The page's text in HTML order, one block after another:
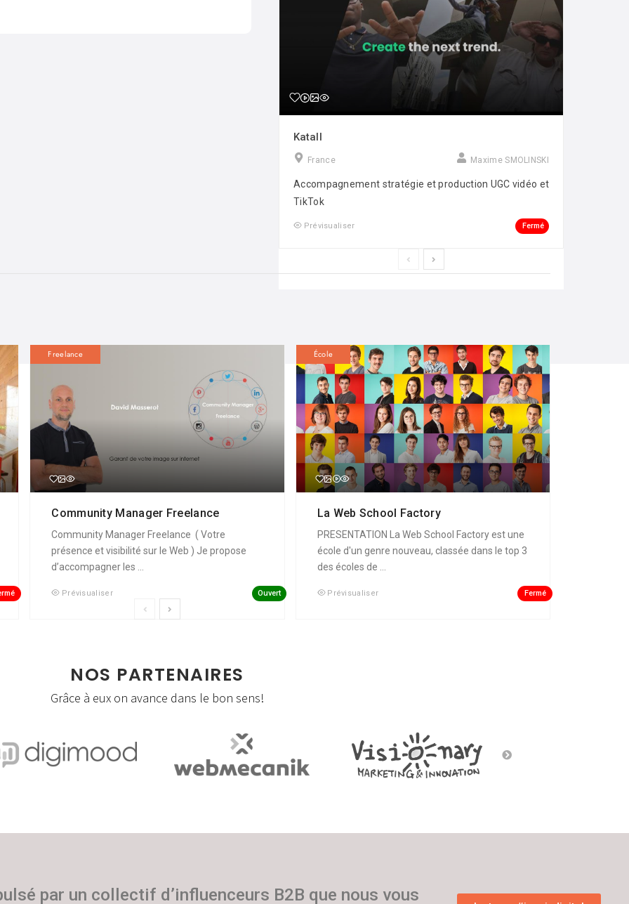
Katall
France Maxime SMOLINSKI
Accompagnement stratégie et production UGC vidéo et
TikTok
Prévisualiser Fermé
Freelance
Community Manager Freelance
Community Manager Freelance ( Votre
présence et visibilité sur le Web ) Je propose
d’accompagner les ...
Prévisualiser Ouvert
École
La Web School Factory
PRESENTATION La Web School Factory est une
école d'un genre nouveau, classée dans le top 3
des écoles de ...
Prévisualiser Fermé
NOS PARTENAIRES
Grâce à eux on avance dans le bon sens!
par un collectif d’influenceurs B2B que nous vous